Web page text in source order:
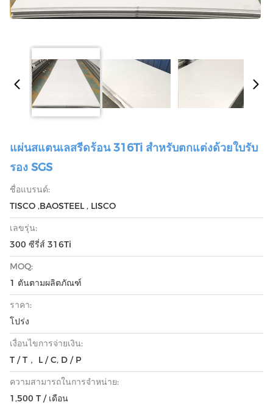
แผ่นสแตนเลสรีดร้อน 316Ti สำหรับตกแต่งด้วยใบรับ
รอง SGS
ชื่อแบรนด์:
TISCO ,BAOSTEEL , LISCO
เลขรุ่น:
300 ซีรี่ส์ 316Ti
MOQ:
1 ตันตามผลิตภัณฑ์
ราคา:
โปร่ง
เงื่อนไขการจ่ายเงิน:
T / T， L / C, D / P
ความสามารถในการจําหน่าย:
1,500 T / เดือน